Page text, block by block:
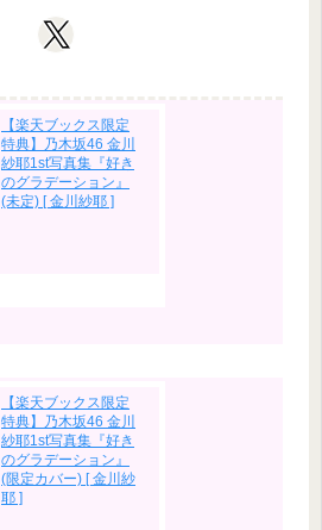
【楽天ブックス限定
特典】乃木坂46 金川
紗耶1st写真集『好き
のグラデーション』
(未定) [ 金川紗耶 ]
【楽天ブックス限定
特典】乃木坂46 金川
紗耶1st写真集『好き
のグラデーション』
(限定カバー) [ 金川紗
耶 ]